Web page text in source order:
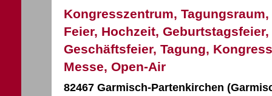
Kongresszentrum,
Feier, Hochzeit,
Geschäftsfeier, Tagung,
Messe, Open-Air
82467 Garmisch-Partenkirchen